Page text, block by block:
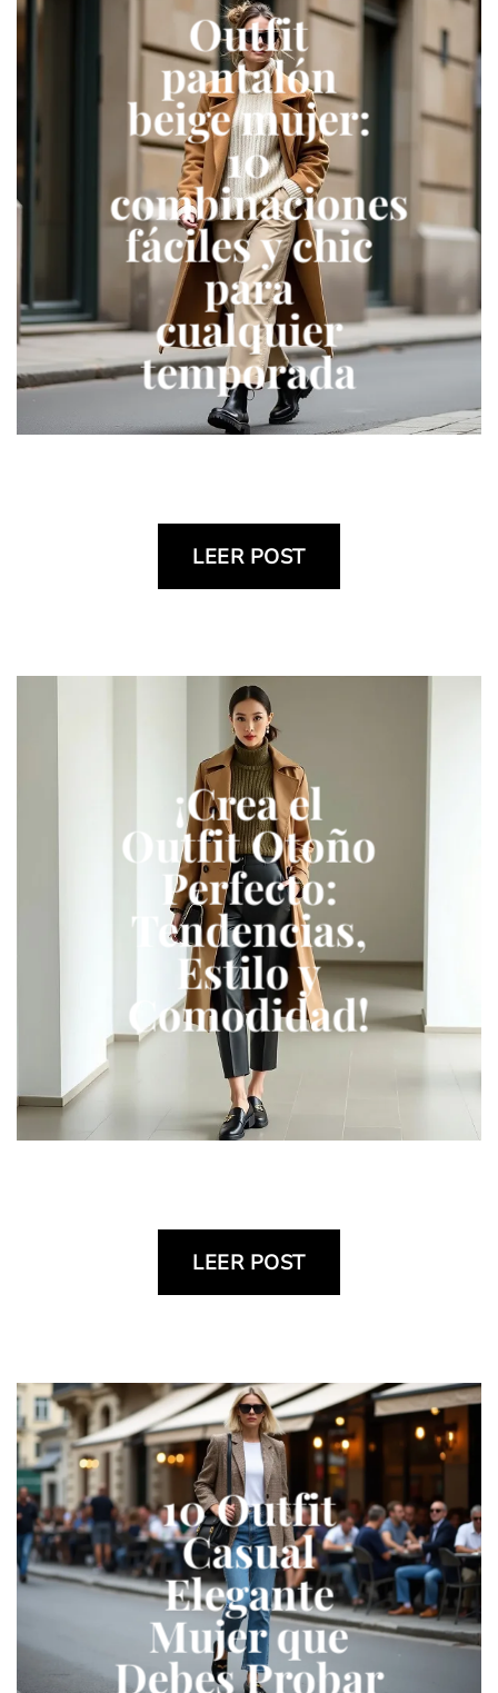
Outfit
pantalón
beige mujer:
10
combinaciones
fáciles y chic
para
cualquier
temporada
LEER POST
¡Crea el
Outfit Otoño
Perfecto:
Tendencias,
Estilo y
Comodidad!
LEER POST
10 Outfit
Casual
Elegante
Mujer que
Debes Probar